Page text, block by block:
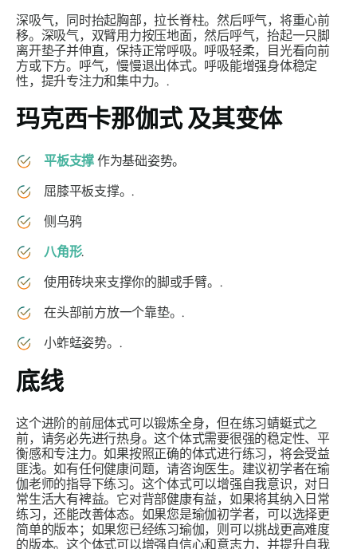
深吸气，同时抬起胸部，拉长脊柱。然后呼气，将重心前
移。深吸气，双臂用力按压地面，然后呼气，抬起一只脚
离开垫子并伸直，保持正常呼吸。呼吸轻柔，目光看向前
方或下方。呼气，慢慢退出体式。呼吸能增强身体稳定
性，提升专注力和集中力。.
玛克西卡那伽式及其变体
平板支撑 作为基础姿势。
屈膝平板支撑。.
侧乌鸦
八角形.
使用砖块来支撑你的脚或手臂。.
在头部前方放一个靠垫。.
小蚱蜢姿势。.
底线
这个进阶的前屈体式可以锻炼全身，但在练习蜻蜓式之
前，请务必先进行热身。这个体式需要很强的稳定性、平
衡感和专注力。如果按照正确的体式进行练习，将会受益
匪浅。如有任何健康问题，请咨询医生。建议初学者在瑜
伽老师的指导下练习。这个体式可以增强自我意识，对日
常生活大有裨益。它对背部健康有益，如果将其纳入日常
练习，还能改善体态。如果您是瑜伽初学者，可以选择更
简单的版本；如果您已经练习瑜伽，则可以挑战更高难度
的版本。这个体式可以增强自信心和意志力，并提升自我